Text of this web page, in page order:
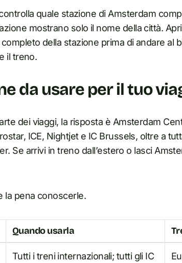
quale stazione di Amsterdam
mostrano solo il nome della città.
della stazione prima di andare al
il treno.
da usare per il tuo
dei viaggi, la risposta è Amsterdam
ICE, Nightjet e IC Brussels, oltre a
Se arrivi in treno dall’estero o lasci
la pena conoscerle.
Quando usarla
Tutti i treni internazionali; tutti gli IC